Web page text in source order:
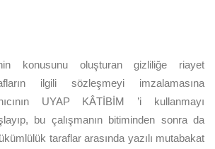
konusunu oluşturan gizliliğe riayet
ilgili sözleşmeyi imzalamasına
UYAP KÂTİBİM ’i kullanmayı
bu çalışmanın bitiminden sonra da
taraflar arasında yazılı mutabakat